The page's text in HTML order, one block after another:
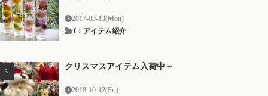
2017-03-13(Mon)
f：アイテム紹介
クリスマスアイテム入荷中～
2018-10-12(Fri)